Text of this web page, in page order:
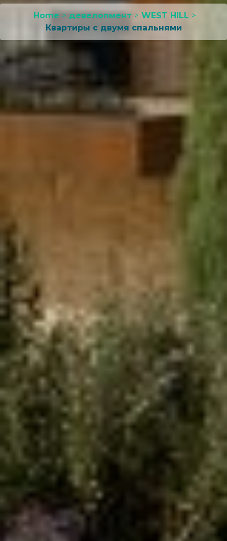
Home > девелопмент > WEST HILL >
Квартиры с двумя спальнями